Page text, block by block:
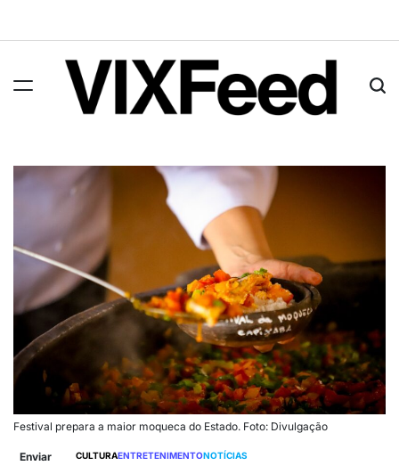
Festival prepara a maior moqueca do Estado. Foto: Divulgação
Enviar CULTURAENTRETENIMENTONOTÍCIAS